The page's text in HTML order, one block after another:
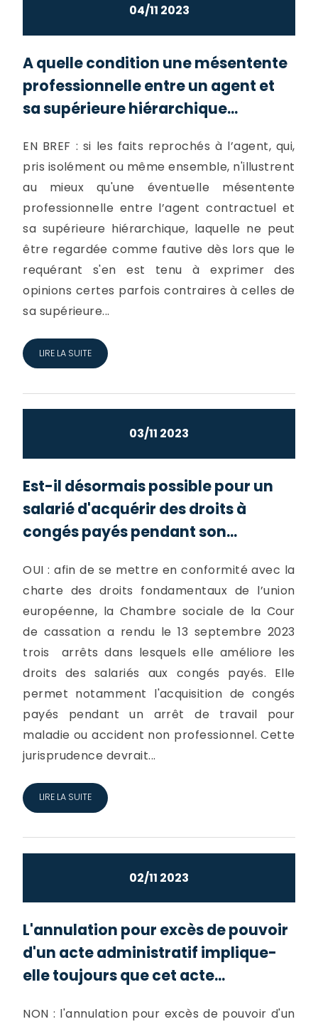
04/11 2023
A quelle condition une mésentente
professionnelle entre un agent et
sa supérieure hiérarchique...
EN BREF : si les faits reprochés à l’agent, qui,
pris isolément ou même ensemble, n'illustrent
au mieux qu'une éventuelle mésentente
professionnelle entre l’agent contractuel et
sa supérieure hiérarchique, laquelle ne peut
être regardée comme fautive dès lors que le
requérant s'en est tenu à exprimer des
opinions certes parfois contraires à celles de
sa supérieure...
LIRE LA SUITE
03/11 2023
Est-il désormais possible pour un
salarié d'acquérir des droits à
congés payés pendant son...
OUI : afin de se mettre en conformité avec la
charte des droits fondamentaux de l’union
européenne, la Chambre sociale de la Cour
de cassation a rendu le 13 septembre 2023
trois arrêts dans lesquels elle améliore les
droits des salariés aux congés payés. Elle
permet notamment l'acquisition de congés
payés pendant un arrêt de travail pour
maladie ou accident non professionnel. Cette
jurisprudence devrait...
LIRE LA SUITE
02/11 2023
L'annulation pour excès de pouvoir
d'un acte administratif implique-
elle toujours que cet acte...
NON : l'annulation pour excès de pouvoir d'un